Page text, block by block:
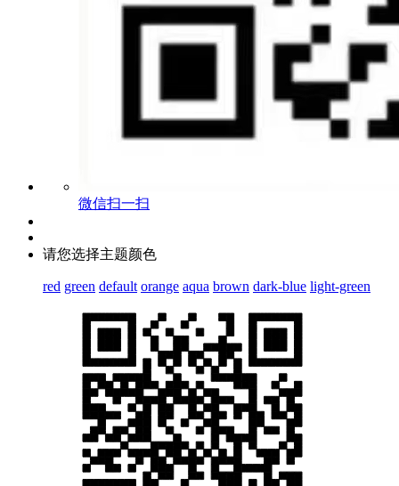
微信扫一扫
请您选择主题颜色
red green default orange aqua brown dark-blue light-green